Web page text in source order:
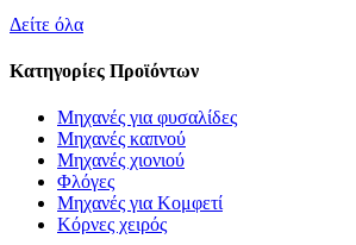
Δείτε όλα
Κατηγορίες Προϊόντων
Μηχανές για φυσαλίδες
Μηχανές καπνού
Μηχανές χιονιού
Φλόγες
Μηχανές για Κομφετί
Κόρνες χειρός